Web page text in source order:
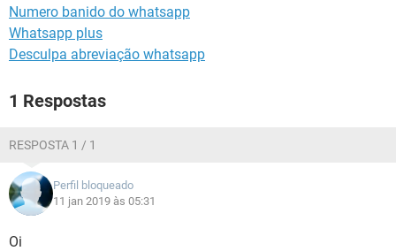
Numero banido do whatsapp
Whatsapp plus
Desculpa abreviação whatsapp
1 Respostas
RESPOSTA 1 / 1
Perfil bloqueado
11 jan 2019 às 05:31
Oi